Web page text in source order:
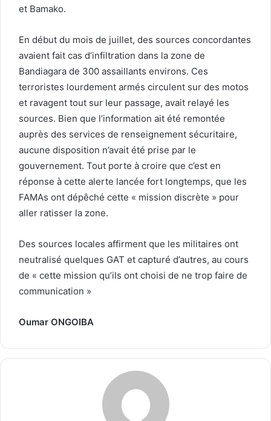
et Bamako.
En début du mois de juillet, des sources concordantes
avaient fait cas d’infiltration dans la zone de
Bandiagara de 300 assaillants environs. Ces
terroristes lourdement armés circulent sur des motos
et ravagent tout sur leur passage, avait relayé les
sources. Bien que l’information ait été remontée
auprès des services de renseignement sécuritaire,
aucune disposition n’avait été prise par le
gouvernement. Tout porte à croire que c’est en
réponse à cette alerte lancée fort longtemps, que les
FAMAs ont dépêché cette « mission discrète » pour
aller ratisser la zone.
Des sources locales affirment que les militaires ont
neutralisé quelques GAT et capturé d’autres, au cours
de « cette mission qu’ils ont choisi de ne trop faire de
communication »
Oumar ONGOIBA